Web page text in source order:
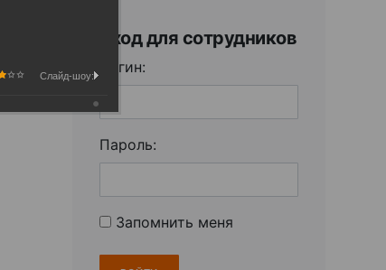
Вход для сотрудников
Логин:
Пароль:
Запомнить меня
Слайд-шоу: